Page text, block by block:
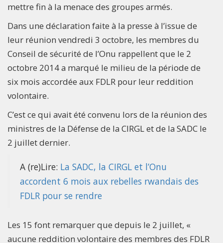
mettre fin à la menace des groupes armés.
Dans une déclaration faite à la presse à l’issue de
leur réunion vendredi 3 octobre, les membres du
Conseil de sécurité de l’Onu rappellent que le 2
octobre 2014 a marqué le milieu de la période de
six mois accordée aux FDLR pour leur reddition
volontaire.
C’est ce qui avait été convenu lors de la réunion des
ministres de la Défense de la CIRGL et de la SADC le
2 juillet dernier.
A (re)Lire: La SADC, la CIRGL et l’Onu
accordent 6 mois aux rebelles rwandais des
FDLR pour se rendre
Les 15 font remarquer que depuis le 2 juillet, «
aucune reddition volontaire des membres des FDLR